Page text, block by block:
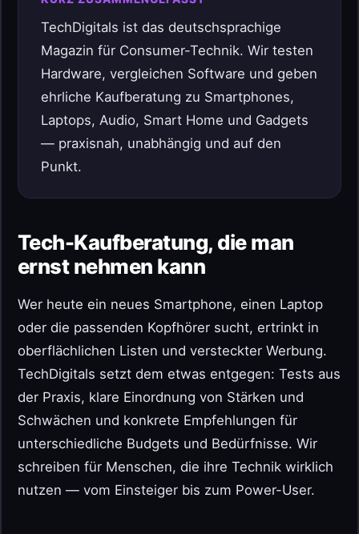
TechDigitals ist das deutschsprachige
Magazin für Consumer-Technik. Wir testen
Hardware, vergleichen Software und geben
ehrliche Kaufberatung zu Smartphones,
Laptops, Audio, Smart Home und Gadgets
— praxisnah, unabhängig und auf den
Punkt.
Tech-Kaufberatung, die man
ernst nehmen kann
Wer heute ein neues Smartphone, einen Laptop
oder die passenden Kopfhörer sucht, ertrinkt in
oberflächlichen Listen und versteckter Werbung.
TechDigitals setzt dem etwas entgegen: Tests aus
der Praxis, klare Einordnung von Stärken und
Schwächen und konkrete Empfehlungen für
unterschiedliche Budgets und Bedürfnisse. Wir
schreiben für Menschen, die ihre Technik wirklich
nutzen — vom Einsteiger bis zum Power-User.